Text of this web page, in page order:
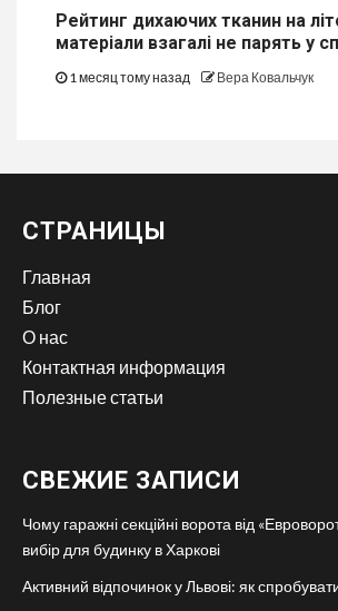
Рейтинг дихаючих тканин на
матеріали взагалі не парять у
1 месяц тому назад Вера Ковальчук
СТРАНИЦЫ
Главная
Блог
О нас
Контактная информация
Полезные статьи
СВЕЖИЕ ЗАПИСИ
Чому гаражні секційні ворота від
вибір для будинку в Харкові
Активний відпочинок у Львові: як